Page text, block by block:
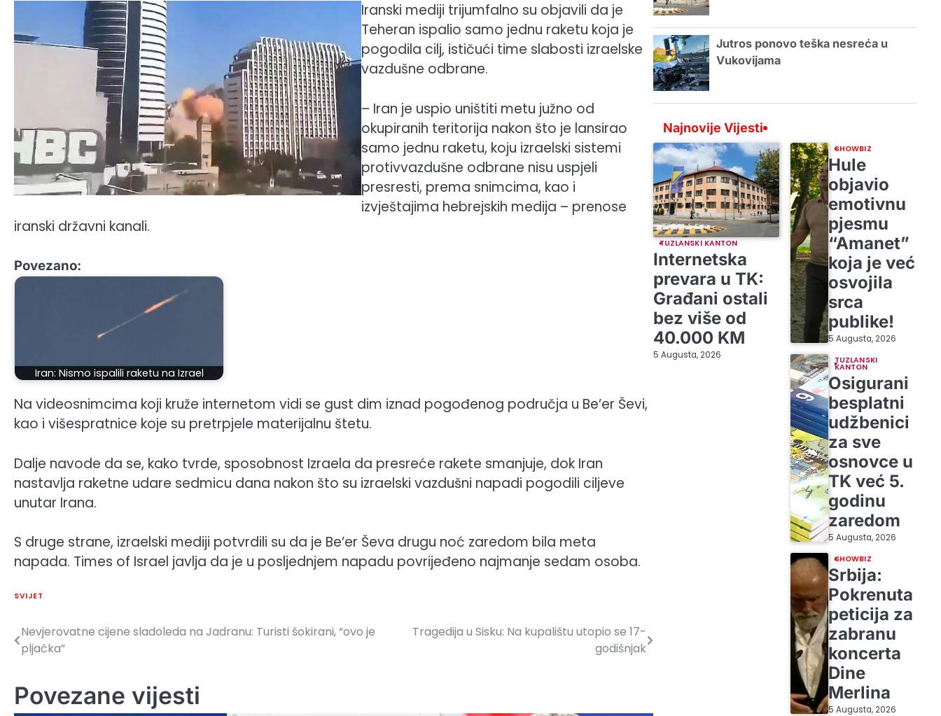
Iranski mediji trijumfalno su objavili da je
Teheran ispalio samo jednu raketu koja je
pogodila cilj, ističući time slabosti izraelske
vazdušne odbrane.
– Iran je uspio uništiti metu južno od
okupiranih teritorija nakon što je lansirao
samo jednu raketu, koju izraelski sistemi
protivvazdušne odbrane nisu uspjeli
presresti, prema snimcima, kao i
izvještajima hebrejskih medija – prenose
iranski državni kanali.
Povezano:
Iran: Nismo ispalili raketu na Izrael
Na videosnimcima koji kruže internetom vidi se gust dim iznad pogođenog područja u Be’er Ševi,
kao i višespratnice koje su pretrpjele materijalnu štetu.
Dalje navode da se, kako tvrde, sposobnost Izraela da presreće rakete smanjuje, dok Iran
nastavlja raketne udare sedmicu dana nakon što su izraelski vazdušni napadi pogodili ciljeve
unutar Irana.
S druge strane, izraelski mediji potvrdili su da je Be’er Ševa drugu noć zaredom bila meta
napada. Times of Israel javlja da je u posljednjem napadu povrijeđeno najmanje sedam osoba.
SVIJET
Navigacija
članaka
Nevjerovatne cijene sladoleda na Jadranu: Turisti šokirani, “ovo je
pljačka”
Tragedija u Sisku: Na kupalištu utopio se 17-
godišnjak
Povezane vijesti
Jutros ponovo teška nesreća u
Vukovijama
Najnovije Vijesti
TUZLANSKI KANTON
Internetska
prevara u TK:
Građani ostali
bez više od
40.000 KM
5 Augusta, 2026
SHOWBIZ
Hule
objavio
emotivnu
pjesmu
“Amanet”
koja je već
osvojila
srca
publike!
5 Augusta, 2026
TUZLANSKI
KANTON
Osigurani
besplatni
udžbenici
za sve
osnovce u
TK već 5.
godinu
zaredom
5 Augusta, 2026
SHOWBIZ
Srbija:
Pokrenuta
peticija za
zabranu
koncerta
Dine
Merlina
5 Augusta, 2026